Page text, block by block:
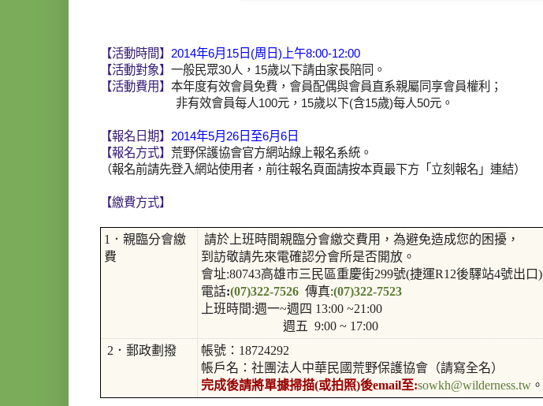
【活動時間】 2014年6月15日(周日)上午8:00-12:00
【活動對象】 一般民眾30人，15歲以下請由家長陪同。
【活動費用】 本年度有效會員免費，會員配偶與會員直系親屬同享會員權利；
非有效會員每人100元，15歲以下(含15歲)每人50元。
【報名日期】 2014年5月26日至6月6日
【報名方式】 荒野保護協會官方網站線上報名系統。
（報名前請先登入網站使用者，前往報名頁面請按本頁最下方「立刻報名」連結）
【繳費方式】
1．親臨分會繳
費
請於上班時間親臨分會繳交費用，為避免造成您的困擾，
到訪敬請先來電確認分會所是否開放。
會址:80743高雄市三民區重慶街299號(捷運R12後驛站4號出口)
電話:(07)322-7526 傳真:(07)322-7523
上班時間:週一~週四 13:00 ~21:00
週五 9:00 ~ 17:00
2．郵政劃撥
帳號：18724292
帳戶名：社團法人中華民國荒野保護協會 （請寫全名）
完成後請將單據掃描(或拍照)後email至:sowkh@wilderness.tw 。